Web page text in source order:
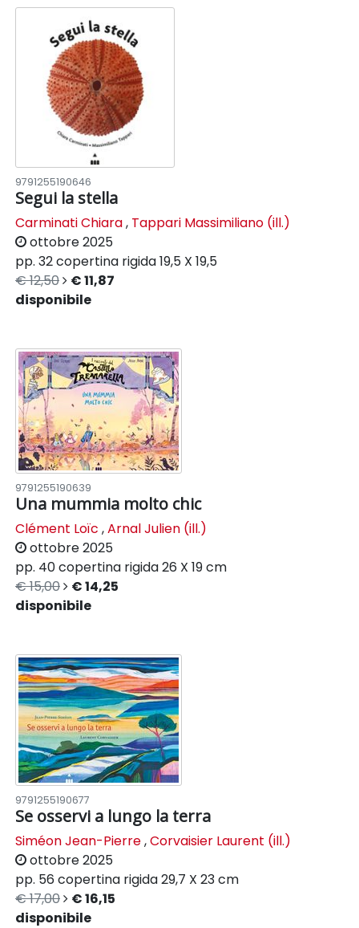
9791255190646
Segui la stella
Carminati Chiara, Tappari Massimiliano (ill.)
ottobre 2025
pp. 32copertina rigida19,5 X 19,5
€ 12,50
€ 11,87
disponibile
9791255190639
Una mummia molto chic
Clément Loïc ,Arnal Julien (ill.)
ottobre 2025
pp. 40copertina rigida26 X 19 cm
€ 15,00
€ 14,25
disponibile
9791255190677
Se osservi a lungo la terra
Siméon Jean-Pierre,Corvaisier Laurent (ill.)
ottobre 2025
pp. 56 copertina rigida29,7 X 23 cm
€ 17,00
€ 16,15
disponibile